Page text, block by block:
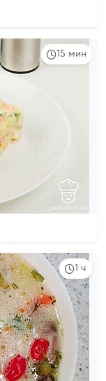
15 мин
1 ч